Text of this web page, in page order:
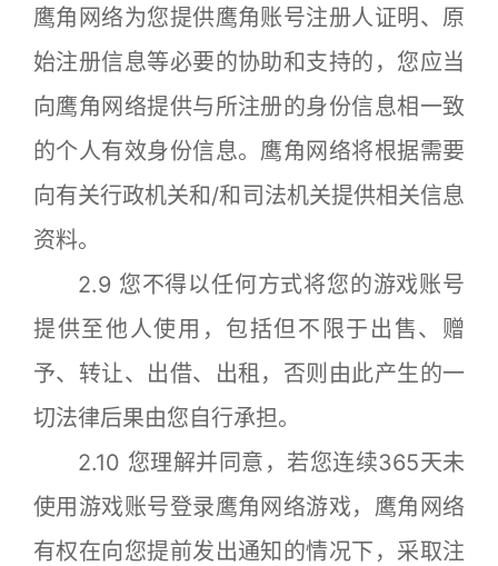
鹰角网络为您提供鹰角账号注册人证明、原
始注册信息等必要的协助和支持的，您应当
向鹰角网络提供与所注册的身份信息相一致
的个人有效身份信息。鹰角网络将根据需要
向有关行政机关和/和司法机关提供相关信息
资料。
2.9 您不得以任何方式将您的游戏账号
提供至他人使用，包括但不限于出售、赠
予、转让、出借、出租，否则由此产生的一
切法律后果由您自行承担。
2.10 您理解并同意，若您连续365天未
使用游戏账号登录鹰角网络游戏，鹰角网络
有权在向您提前发出通知的情况下，采取注